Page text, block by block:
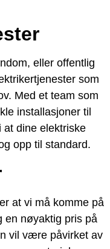
eller offentlig
som
Med et team som
installasjoner til
at dine elektriske
opp til standard.
at vi må komme på
en nøyaktig pris på
vil være påvirket av